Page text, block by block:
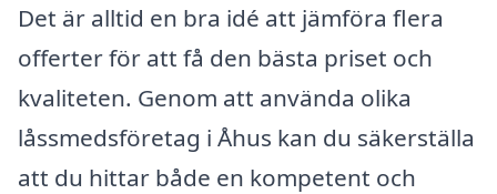
Det är alltid en bra idé att jämföra flera
offerter för att få den bästa priset och
kvaliteten. Genom att använda olika
låssmedsföretag i Åhus kan du säkerställa
att du hittar både en kompetent och